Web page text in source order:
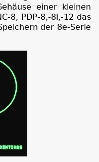
einer kleinen
8, PDP-8,-8i,-12 das
der 8e-Serie